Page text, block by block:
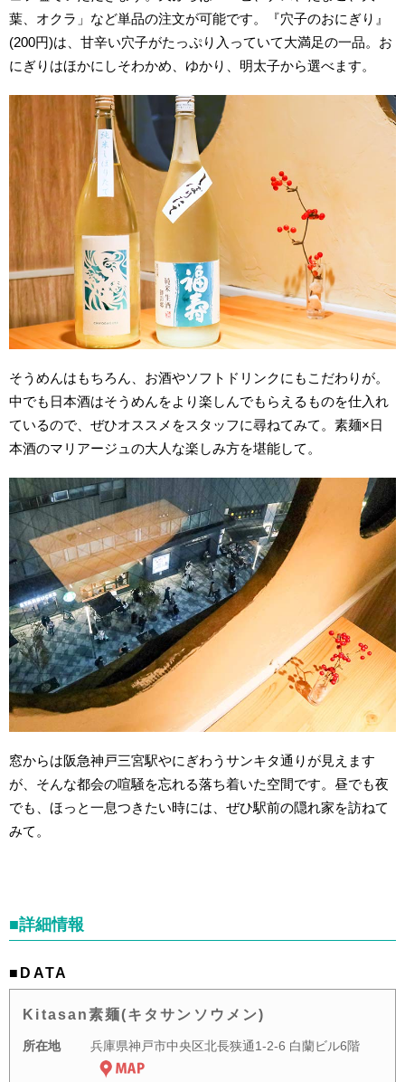
葉、オクラ」など単品の注文が可能です。『穴子のおにぎり』
(200円)は、甘辛い穴子がたっぷり入っていて大満足の一品。お
にぎりはほかにしそわかめ、ゆかり、明太子から選べます。
そうめんはもちろん、お酒やソフトドリンクにもこだわりが。
中でも日本酒はそうめんをより楽しんでもらえるものを仕入れ
ているので、ぜひオススメをスタッフに尋ねてみて。素麺×日
本酒のマリアージュの大人な楽しみ方を堪能して。
窓からは阪急神戸三宮駅やにぎわうサンキタ通りが見えます
が、そんな都会の喧騒を忘れる落ち着いた空間です。昼でも夜
でも、ほっと一息つきたい時には、ぜひ駅前の隠れ家を訪ねて
みて。
■詳細情報
■DATA
Kitasan素麺(キタサンソウメン)
所在地 兵庫県神戸市中央区北長狭通1-2-6 白蘭ビル6階